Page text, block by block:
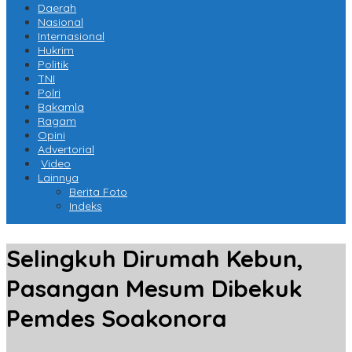
Daerah
Nasional
Internasional
Hukrim
Politik
TNI
Polri
Bakamla
Ragam
Opini
Advertorial
Video
Lainnya
Berita Foto
Indeks
Selingkuh Dirumah Kebun,
Pasangan Mesum Dibekuk
Pemdes Soakonora